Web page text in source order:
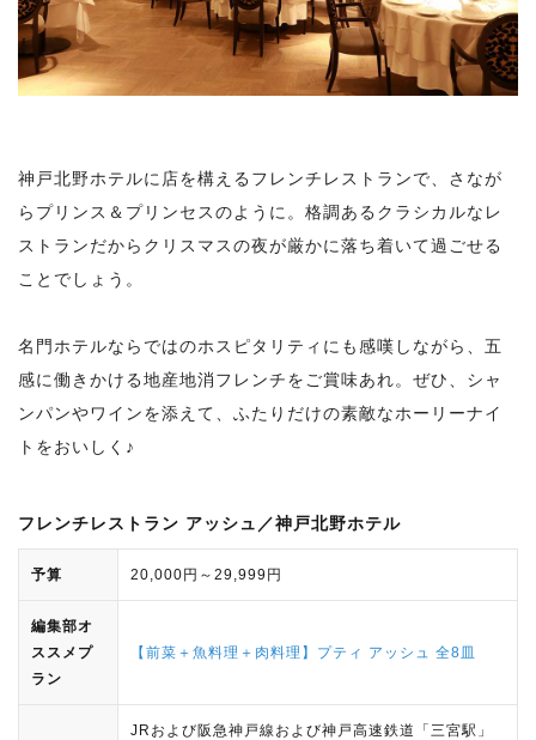
神戸北野ホテルに店を構えるフレンチレストランで、さなが
らプリンス＆プリンセスのように。格調あるクラシカルなレ
ストランだからクリスマスの夜が厳かに落ち着いて過ごせる
ことでしょう。
名門ホテルならではのホスピタリティにも感嘆しながら、五
感に働きかける地産地消フレンチをご賞味あれ。ぜひ、シャ
ンパンやワインを添えて、ふたりだけの素敵なホーリーナイ
トをおいしく♪
フレンチレストラン アッシュ／神戸北野ホテル
予算 20,000円～29,999円
編集部オ
ススメプ
ラン
【前菜＋魚料理＋肉料理】プティ アッシュ 全8皿
JRおよび阪急神戸線および神戸高速鉄道「三宮駅」